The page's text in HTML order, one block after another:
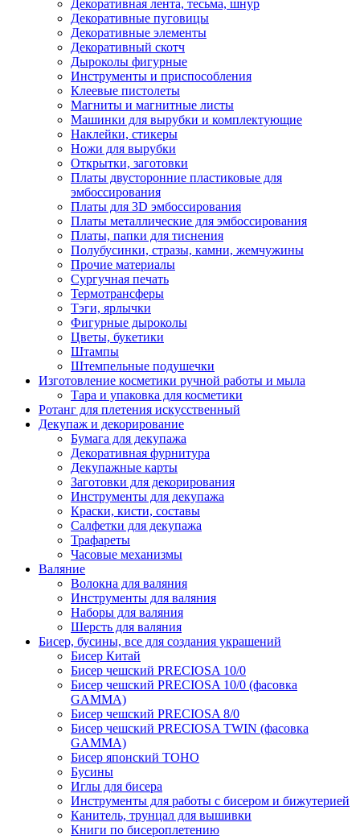
Декоративная лента, тесьма, шнур
Декоративные пуговицы
Декоративные элементы
Декоративный скотч
Дыроколы фигурные
Инструменты и приспособления
Клеевые пистолеты
Магниты и магнитные листы
Машинки для вырубки и комплектующие
Наклейки, стикеры
Ножи для вырубки
Открытки, заготовки
Платы двусторонние пластиковые для
эмбоссирования
Платы для 3D эмбоссирования
Платы металлические для эмбоссирования
Платы, папки для тиснения
Полубусинки, стразы, камни, жемчужины
Прочие материалы
Сургучная печать
Термотрансферы
Тэги, ярлычки
Фигурные дыроколы
Цветы, букетики
Штампы
Штемпельные подушечки
Изготовление косметики ручной работы и мыла
Тара и упаковка для косметики
Ротанг для плетения искусственный
Декупаж и декорирование
Бумага для декупажа
Декоративная фурнитура
Декупажные карты
Заготовки для декорирования
Инструменты для декупажа
Краски, кисти, составы
Салфетки для декупажа
Трафареты
Часовые механизмы
Валяние
Волокна для валяния
Инструменты для валяния
Наборы для валяния
Шерсть для валяния
Бисер, бусины, все для создания украшений
Бисер Китай
Бисер чешский PRECIOSA 10/0
Бисер чешский PRECIOSA 10/0 (фасовка
GAMMA)
Бисер чешский PRECIOSA 8/0
Бисер чешский PRECIOSA TWIN (фасовка
GAMMA)
Бисер японский TOHO
Бусины
Иглы для бисера
Инструменты для работы с бисером и бижутерией
Канитель, трунцал для вышивки
Книги по бисероплетению